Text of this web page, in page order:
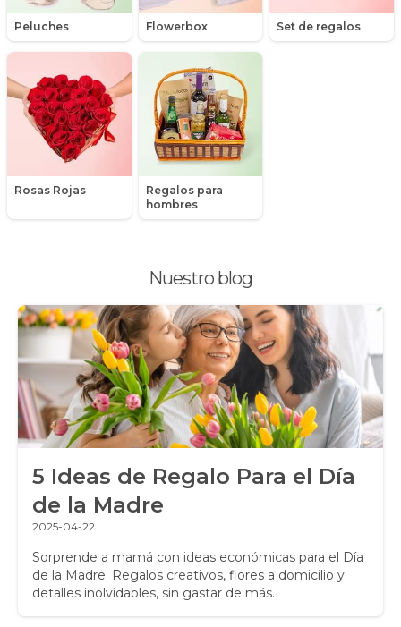
Peluches Flowerbox Set de regalos
Rosas Rojas
Regalos para
hombres
Nuestro blog
5 Ideas de Regalo Para el Día
de la Madre
2025-04-22
Sorprende a mamá con ideas económicas para el Día
de la Madre. Regalos creativos, flores a domicilio y
detalles inolvidables, sin gastar de más.
Nacimientos
Nacimientos de niñas
Orquídeas
Packs de productos
Peluches
Peonias
Promociones y Ofertas
Ramos de Flores
Ramos de Novia
Ramos de Rosas
Regalos a Domicilio
Regalos para Hombres
Regalos para niños
Rosas
Rosas Amarillas